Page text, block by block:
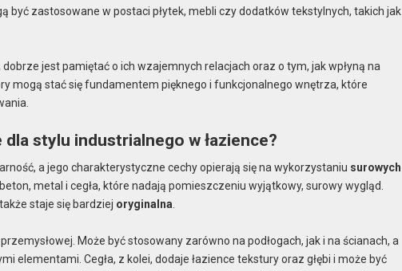
być zastosowane w postaci płytek, mebli czy dodatków tekstylnych, takich jak
jest pamiętać o ich wzajemnych relacjach oraz o tym, jak wpłyną na
mogą stać się fundamentem pięknego i funkcjonalnego wnętrza, które
stylu industrialnego w łazience?
a jego charakterystyczne cechy opierają się na wykorzystaniu surowych
metal i cegła, które nadają pomieszczeniu wyjątkowy, surowy wygląd.
staje się bardziej oryginalna
Może być stosowany zarówno na podłogach, jak i na ścianach, a
elementami. Cegła, z kolei, dodaje łazience tekstury oraz głębi i może być